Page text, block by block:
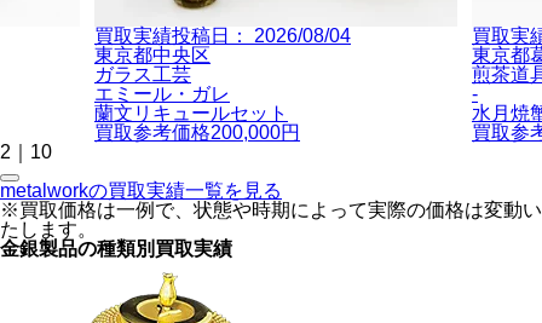
買取実績投稿日： 2026/08/04
東京都中央区
ガラス工芸
エミール・ガレ
蘭文リキュールセット
買取参考価格200,000円
買取実
東京都
煎茶道
-
水月焼
買取参
2
10
metalworkの買取実績一覧を見る
※買取価格は一例で、状態や時期によって実際の価格は変動い
たします。
金銀製品の種類別買取実績